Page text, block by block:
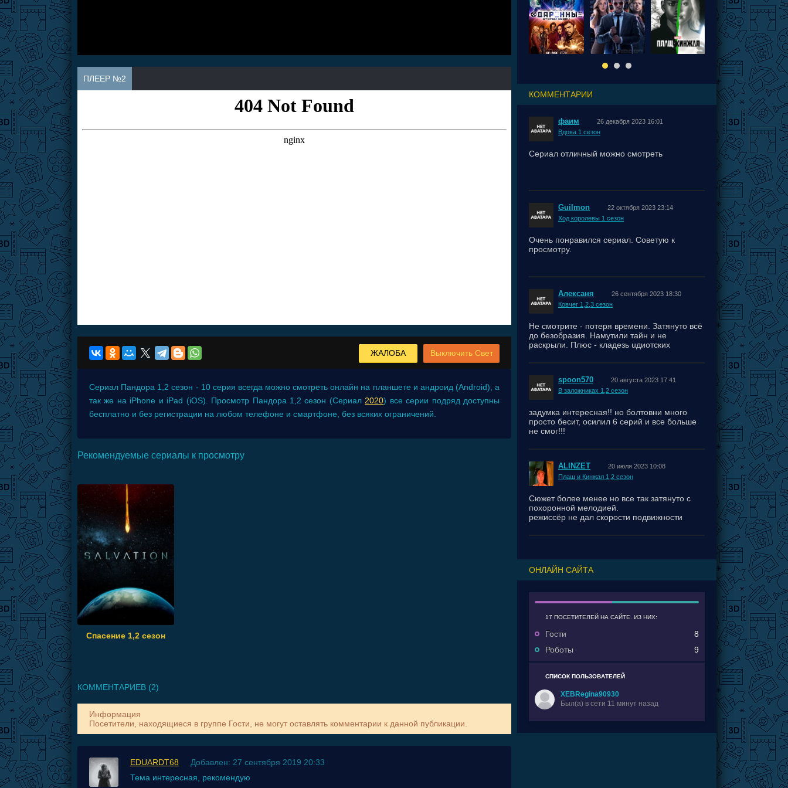
ПЛЕЕР №2
Выключить Свет
ЖАЛОБА
Сериал Пандора 1,2 сезон - 10 серия всегда можно смотреть онлайн на планшете и андроид (Android), а
так же на iPhone и iPad (iOS). Просмотр Пандора 1,2 сезон (Сериал2020) все серии подряд доступны
бесплатно и без регистрации на любом телефоне и смартфоне, без всяких ограничений.
Рекомендуемые сериалы к просмотру
Спасение 1,2 сезон
КОММЕНТАРИЕВ (2)
Информация
Посетители, находящиеся в группе Гости, не могут оставлять комментарии к данной публикации.
EDUARDT68
Добавлен: 27 сентября 2019 20:33
Тема интересная, рекомендую
КОММЕНТАРИИ
фаим
26 декабря 2023 16:01
Вдова 1 сезон
Сериал отличный можно смотреть
Guilmon
22 октября 2023 23:14
Ход королевы 1 сезон
Очень понравился сериал. Советую к
просмотру.
Алексаня
26 сентября 2023 18:30
Ковчег 1,2,3 сезон
Не смотрите - потеря времени. Затянуто всё
до безобразия. Намутили тайн и не
раскрыли. Плюс - кладезь uдиотских
spoon570
20 августа 2023 17:41
В заложниках 1,2 сезон
задумка интересная!! но болтовни много
просто бесит, осилил 6 серий и все больше
не смог!!!
ALINZET
20 июля 2023 10:08
Плащ и Кинжал 1,2 сезон
Сюжет более менее но все так затянуто с
похоронной мелодией.
режиссёр не дал скорости подвижности
ОНЛАЙН САЙТА
17 ПОСЕТИТЕЛЕЙ НА САЙТЕ. ИЗ НИХ:
Гости
8
Роботы
9
СПИСОК ПОЛЬЗОВАТЕЛЕЙ
XEBRegina90930
Был(a) в сети 11 минут назад